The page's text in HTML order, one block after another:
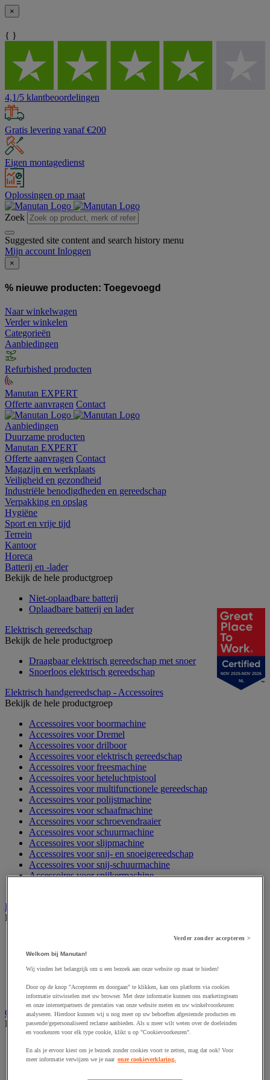
×
{ }
4,1/5 klantbeoordelingen
Gratis levering vanaf €200
Eigen montagedienst
Oplossingen op maat
Zoek
Suggested site content and search history menu
Mijn account Inloggen
×
% nieuwe producten: Toegevoegd
Naar winkelwagen
Verder winkelen
Categorieën
Aanbiedingen
Refurbished producten
Manutan EXPERT
Offerte aanvragen Contact
Aanbiedingen
Duurzame producten
Manutan EXPERT
Offerte aanvragen Contact
Magazijn en werkplaats
Veiligheid en gezondheid
Industriële benodigdheden en gereedschap
Verpakking en opslag
Hygiëne
Sport en vrije tijd
Terrein
Kantoor
Horeca
Batterij en -lader
Bekijk de hele productgroep
Niet-oplaadbare batterij
Oplaadbare batterij en lader
Elektrisch gereedschap
Bekijk de hele productgroep
Draagbaar elektrisch gereedschap met snoer
Snoerloos elektrisch gereedschap
Elektrisch handgereedschap - Accessoires
Bekijk de hele productgroep
Accessoires voor boormachine
Accessoires voor Dremel
Accessoires voor drilboor
Accessoires voor elektrisch gereedschap
Accessoires voor freesmachine
Accessoires voor heteluchtpistool
Accessoires voor multifunctionele gereedschap
Accessoires voor polijstmachine
Accessoires voor schaafmachine
Accessoires voor schroevendraaier
Accessoires voor schuurmachine
Accessoires voor slijpmachine
Accessoires voor snij- en snoeigereedschap
Accessoires voor snij-schuurmachine
Accessoires voor spijkermachine
Elektrische toebehoren en verlichting
Bekijk de hele productgroep
Accessoires voor elektrisch schakelpaneel
Elektrische kabel
Elektrische uitrusting
Wandcontactdoos en schakelaar
Gereedschap opbergen
Bekijk de hele productgroep
Gereedschapskist en opbergtas
Gereedschapskoffer en versterkte kist
NOV 2025-NOV 2026
NL
Verder zonder accepteren >
Welkom bij Manutan!
Wij vinden het belangrijk om u een bezoek aan onze website op maat te bieden!
Door op de knop "Accepteren en doorgaan" te klikken, kan ons platform via cookies
informatie uitwisselen met uw browser. Met deze informatie kunnen ons marketingteam
en onze internetpartners de prestaties van onze website meten en uw winkelvoorkeuren
analyseren. Hierdoor kunnen wij u nog meer op uw behoeften afgestemde producten en
passende/gepersonaliseerd reclame aanbieden. Als u meer wilt weten over de doeleinden
en voorkeuren voor elk type cookie, klikt u op "Cookievoorkeuren".
En als je ervoor kiest om je bezoek zonder cookies voort te zetten, mag dat ook! Voor
meer informatie verwijzen we je naar onze cookieverklaring.